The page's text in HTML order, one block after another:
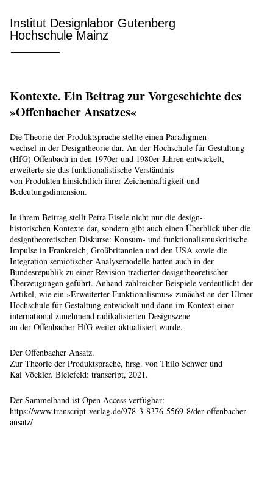
Institut Designlabor Gutenberg
Hochschule Mainz
Kontexte. Ein Beitrag zur Vorgeschichte des
»Offenbacher Ansatzes«
Die Theorie der Produktsprache stellte einen Paradigmen-
wechsel in der Designtheorie dar. An der Hochschule für Gestaltung
(HfG) Offenbach in den 1970er und 1980er Jahren entwickelt,
erweiterte sie das funktionalistische Verständnis
von Produkten hinsichtlich ihrer Zeichenhaftigkeit und
Bedeutungsdimension.
In ihrem Beitrag stellt Petra Eisele nicht nur die design-
historischen Kontexte dar, sondern gibt auch einen Überblick über die
designtheoretischen Diskurse: Konsum- und funktionalismuskritische
Impulse in Frankreich, Großbritannien und den USA sowie die
Integration semiotischer Analysemodelle hatten auch in der
Bundesrepublik zu einer Revision tradierter designtheoretischer
Überzeugungen geführt. Anhand zahlreicher Beispiele verdeutlicht der
Artikel, wie ein »Erweiterter Funktionalismus« zunächst an der Ulmer
Hochschule für Gestaltung entwickelt und dann im Kontext einer
international zunehmend radikalisierten Designszene
an der Offenbacher HfG weiter aktualisiert wurde.
Der Offenbacher Ansatz.
Zur Theorie der Produktsprache, hrsg. von Thilo Schwer und
Kai Vöckler. Bielefeld: transcript, 2021.
Der Sammelband ist Open Access verfügbar:
https://www.transcript-verlag.de/978-3-8376-5569-8/der-offenbacher-
ansatz/